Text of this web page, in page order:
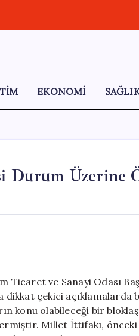
EKONOMİ
Durum Üzerine
ve Sanayi Odası
çekici açıklamalarda
konu olabileceği bir
Millet İttifakı,